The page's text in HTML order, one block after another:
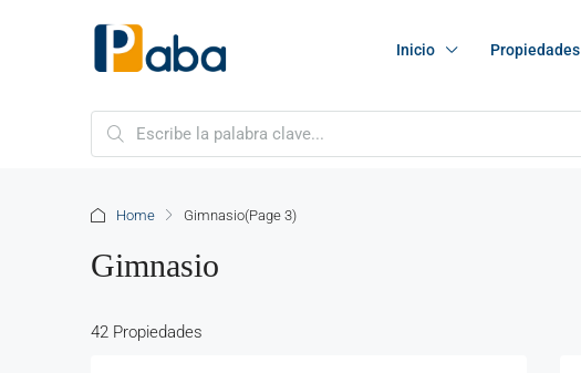
Inicio Propiedades
Home Gimnasio(Page 3)
Gimnasio
42 Propiedades